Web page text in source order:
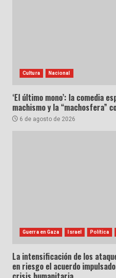
Cultura Nacional
‘El último mono’: la comedia
machismo y la “machosfera”
6 de agosto de 2026
Guerra en Gaza Israel Política
La intensificación de los
en riesgo el acuerdo